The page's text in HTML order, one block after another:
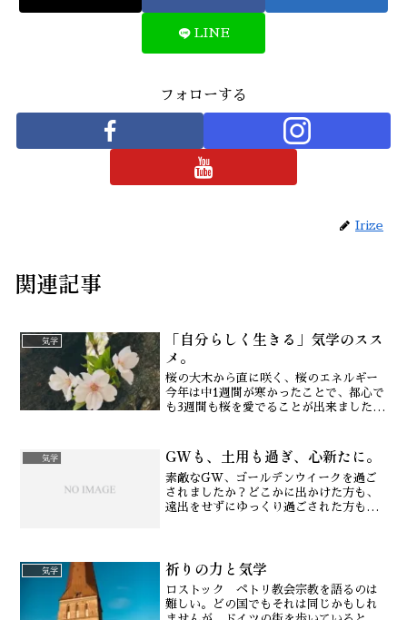
LINE
フォローする
Irize
関連記事
気学
「自分らしく生きる」気学のスス
メ。
桜の大木から直に咲く、桜のエネルギー
今年は中1週間が寒かったことで、都心で
も3週間も桜を愛でることが出来ました。
つ散っていましたね。そんな自然がくれ
た感動の中、素直な気...
気学 GWも、土用も過ぎ、心新たに。
素敵なGW、ゴールデンウイークを過ご
されましたか？どこかに出かけた方も、
遠出をせずにゆっくり過ごされた方も、
GWではなく、「DW」、...
気学 祈りの力と気学
ロストック ペトリ教会宗教を語るのは
難しい。どの国でもそれは同じかもしれ